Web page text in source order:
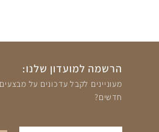
הרשמה למועדון שלנו:
מעוניינים לקבל עדכונים על
חדשים?